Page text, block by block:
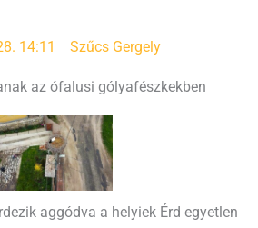
14:11 Szűcs Gergely
az ófalusi gólyafészkekben
aggódva a helyiek Érd egyetlen